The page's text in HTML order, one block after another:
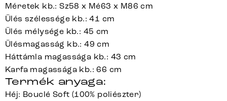
Méretek kb.: Sz58 x Mé63 x M86 cm
Ülés szélessége kb.: 41 cm
Ülés mélysége kb.: 45 cm
Ülésmagasság kb.: 49 cm
Háttámla magassága kb.: 43 cm
Karfa magassága kb.: 66 cm
Termék anyaga:
Héj: Bouclé Soft (100% poliészter)